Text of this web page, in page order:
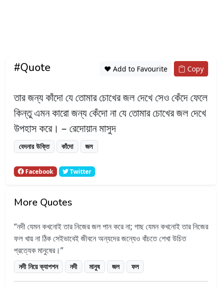
#Quote ❤️ Add to Favourite Copy
তার জন্য কাঁদো যে তোমার চোখের জল দেখে সেও কেঁদে ফেলে
কিন্তু এমন কারো জন্য কেঁদো না যে তোমার চোখের জল দেখে
উপহাস করে। – রেদোয়ান মাসুদ
বেদনার উক্তি কাঁদো জল
Facebook Twitter
More Quotes
নদী যেমন কখনোই তার নিজের জল পান করে না; গাছ যেমন কখনোই তার নিজের
ফল খায় না ঠিক সেইভাবেই জীবনে অন্যদের জন্যেও বাঁচতে শেখা উচিত
প্রত্যেক মানুষের।
নদী নিয়ে ক্যাপশন নদী মানুষ জল ফল